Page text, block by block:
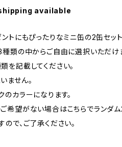
available
トにもぴったりなミニ缶の2缶セット
類の中からご自由に選択いただけ
を記載してください。
ません。
のカラーになります。
希望がない場合はこちらでランダ
で、ご了承ください。